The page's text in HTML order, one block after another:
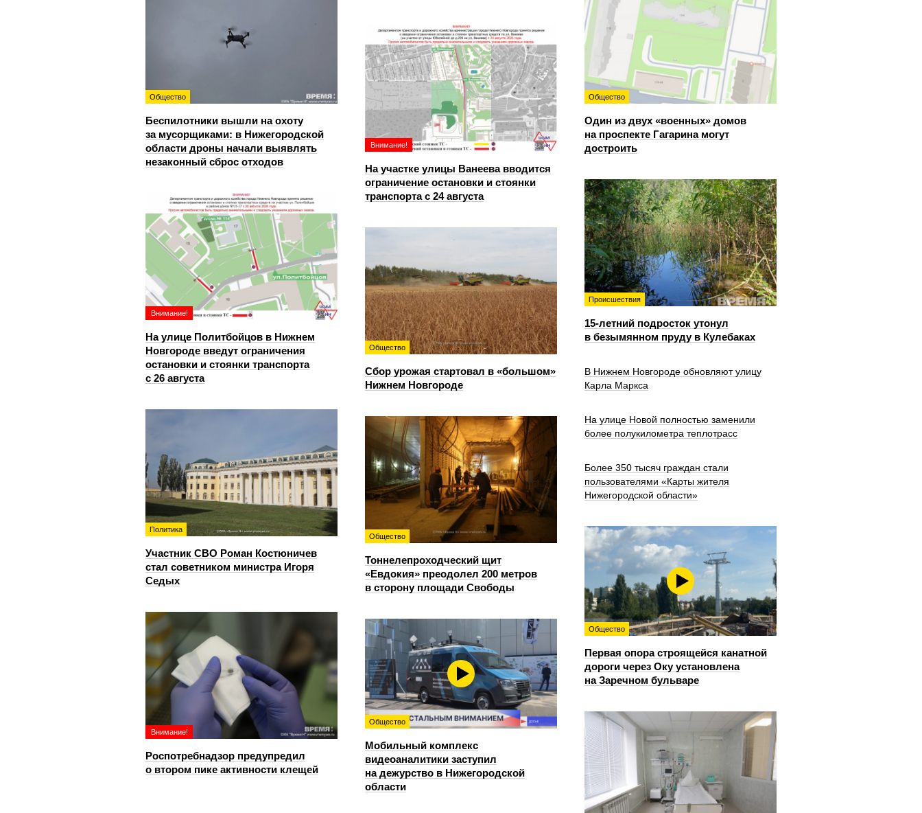
Общество
Беспилотники вышли на охоту
за мусорщиками: в Нижегородской
области дроны начали выявлять
незаконный сброс отходов
Общество
Один из двух «военных» домов
на проспекте Гагарина могут
достроить
Внимание!
На участке улицы Ванеева вводится
ограничение остановки и стоянки
транспорта с 24 августа
Происшествия
15-летний подросток утонул
в безымянном пруду в Кулебаках
Внимание!
На улице Политбойцов в Нижнем
Новгороде введут ограничения
остановки и стоянки транспорта
с 26 августа
Общество
Сбор урожая стартовал в «большом»
Нижнем Новгороде
В Нижнем Новгороде обновляют улицу
Карла Маркса
Политика
Участник СВО Роман Костюничев
стал советником министра Игоря
Седых
Общество
Тоннелепроходческий щит
«Евдокия» преодолел 200 метров
в сторону площади Свободы
На улице Новой полностью заменили
более полукилометра теплотрасс
Более 350 тысяч граждан стали
пользователями «Карты жителя
Нижегородской области»
Общество
Первая опора строящейся канатной
дороги через Оку установлена
на Заречном бульваре
Внимание!
Роспотребнадзор предупредил
о втором пике активности клещей
Общество
Мобильный комплекс
видеоаналитики заступил
на дежурство в Нижегородской
области